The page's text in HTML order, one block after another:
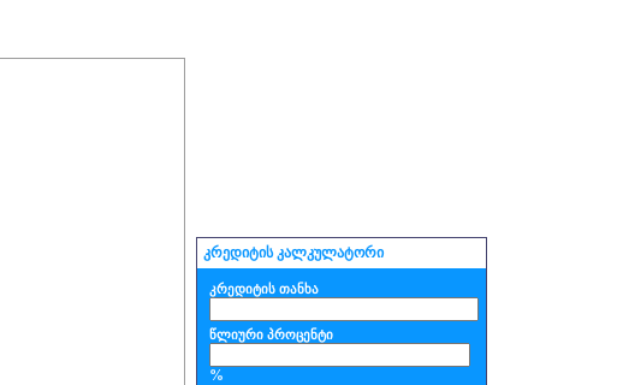
კრედიტის კალკულატორი
კრედიტის თანხა
წლიური პროცენტი
%